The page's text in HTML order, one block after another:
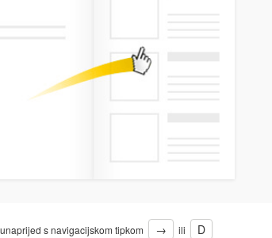
s navigacijskom tipkom → ili D